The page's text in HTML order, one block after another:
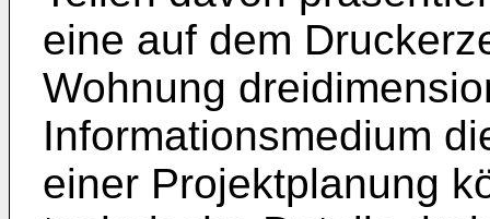
eine auf dem
Wohnung
Informationsmedium
einer Projektplanung